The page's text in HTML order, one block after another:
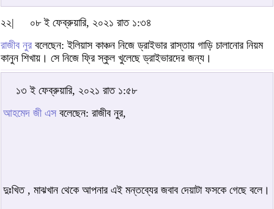
২২|
০৮ ই ফেব্রুয়ারি, ২০২১ রাত ১:৩৪
রাজীব নুর বলেছেন: ইলিয়াস কাঞ্চন নিজে ড্রাইভার রাস্তায় গাড়ি চালানোর নিয়ম
কানুন শিখায়। সে নিজে ফ্রি স্কুল খুলেছে ড্রাইভারদের জন্য।
১৩ ই ফেব্রুয়ারি, ২০২১ রাত ১:৫৮
আহমেদ জী এস বলেছেন: রাজীব নুর,
দুঃখিত , মাঝখান থেকে আপনার এই মন্তব্যের জবাব দেয়াটা ফসকে গেছে বলে।